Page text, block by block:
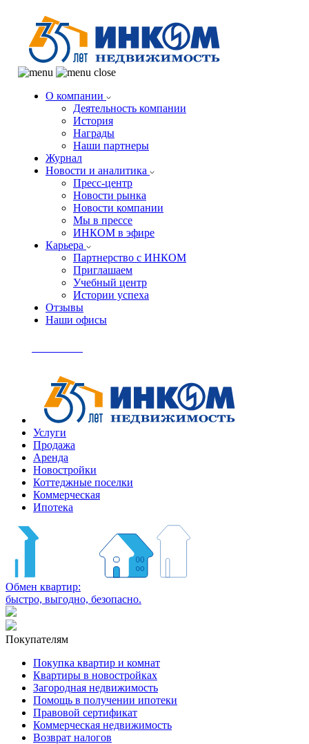
О компании
Деятельность компании
История
Награды
Наши партнеры
Журнал
Новости и аналитика
Пресс-центр
Новости рынка
Новости компании
Мы в прессе
ИНКОМ в эфире
Карьера
Партнерство с ИНКОМ
Приглашаем
Учебный центр
Истории успеха
Отзывы
Наши офисы
Услуги
Продажа
Аренда
Новостройки
Коттеджные поселки
Коммерческая
Ипотека
Обмен квартир:
быстро, выгодно, безопасно.
Покупателям
Покупка квартир и комнат
Квартиры в новостройках
Загородная недвижимость
Помощь в получении ипотеки
Правовой сертификат
Коммерческая недвижимость
Возврат налогов